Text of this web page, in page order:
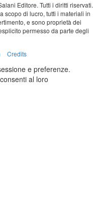
Editore. Tutti i diritti riservati.
scopo di lucro, tutti i materiali in
e sono proprietà dei
permesso da parte degli
Credits
e preferenze.
al loro